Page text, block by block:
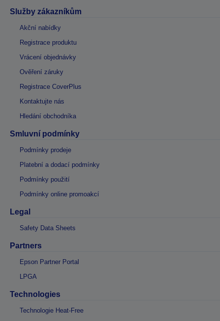
Služby zákazníkům
Akční nabídky
Registrace produktu
Vrácení objednávky
Ověření záruky
Registrace CoverPlus
Kontaktujte nás
Hledání obchodníka
Smluvní podmínky
Podmínky prodeje
Platební a dodací podmínky
Podmínky použití
Podmínky online promoakcí
Legal
Safety Data Sheets
Partners
Epson Partner Portal
LPGA
Technologies
Technologie Heat-Free